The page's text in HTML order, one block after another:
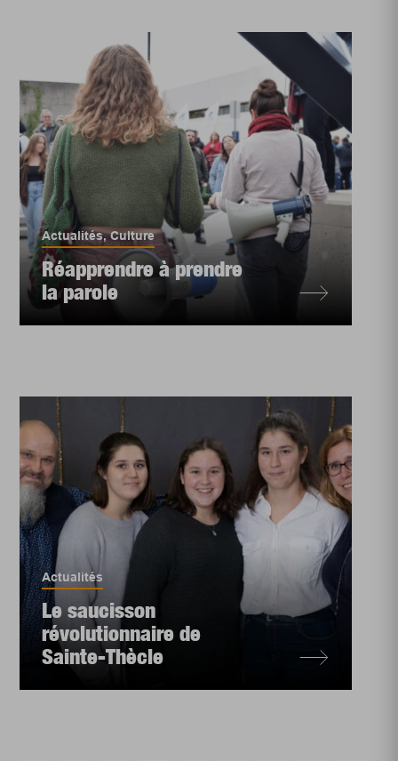
Actualités,Culture
Réapprendre à prendre
la parole
Actualités
Le saucisson
révolutionnaire de
Sainte-Thècle